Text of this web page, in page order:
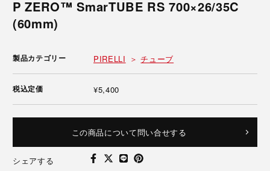
P ZERO™ SmarTUBE RS 700×26/35C
(60mm)
製品カテゴリー PIRELLI チューブ
税込定価 ¥5,400
この商品について問い合せする
シェアする